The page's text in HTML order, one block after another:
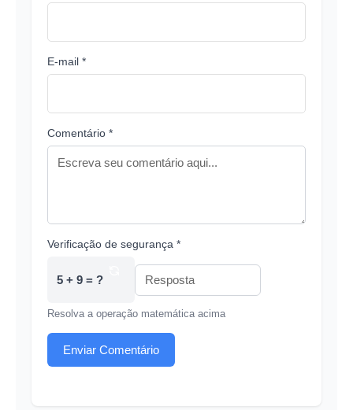
E-mail *
Comentário *
Verificação de segurança *
5 + 9 = ?
Resolva a operação matemática acima
Enviar Comentário